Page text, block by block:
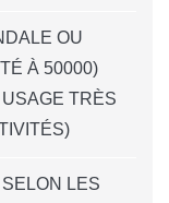
OU
À 50000)
TRÈS
LES